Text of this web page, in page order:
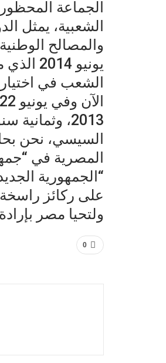
الجماعة
الشعبية، يمثل
والمصالح
الشعب في
2013،
السيسي، نحن
المصرية في
“الجمهورية
على ركائز راسخة
ولتحيا مصر
0